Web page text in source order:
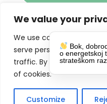
We value your
We use cookies to
serve personalized ads
traffic. By clicking "Accept
of cookies.
Customize
Klikom na gumb
primanje novosti
slažete s Bok,
o energetskoj
strateškom